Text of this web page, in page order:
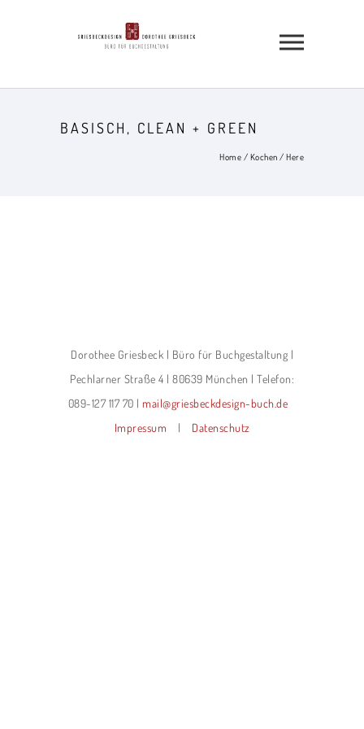
BASISCH, CLEAN + GREEN
Home / Kochen / Here
Dorothee Griesbeck | Büro für Buchgestaltung |
Pechlarner Straße 4 | 80639 München | Telefon:
089-127 117 70 |mail@griesbeckdesign-buch.de
Impressum
| Datenschutz